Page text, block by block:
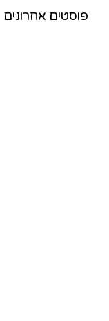
פוסטים אחרונים